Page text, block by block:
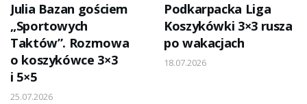
Julia Bazan gościem
„Sportowych
Taktów”. Rozmowa
o koszykówce 3×3
i 5×5
25.07.2026
Podkarpacka Liga
Koszykówki 3×3 rusza
po wakacjach
18.07.2026